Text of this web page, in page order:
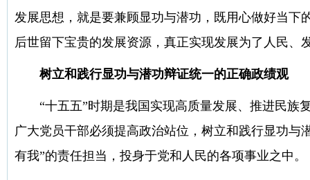
发展思想，就是要兼顾显功与潜功，既用心做好当
后世留下宝贵的发展资源，真正实现发展为了人民、
树立和践行显功与潜功辩证统一的正确政绩观
“十五五”时期是我国实现高质量发展、推进民族
广大党员干部必须提高政治站位，树立和践行显功与
有我”的责任担当，投身于党和人民的各项事业之中。